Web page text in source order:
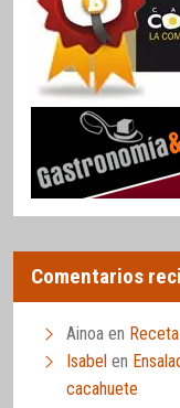
Comentarios
Ainoa en
Isabel en
cacahuete